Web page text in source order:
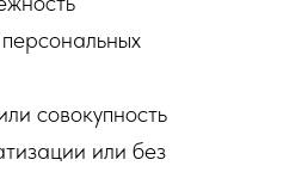
совокупность
или без